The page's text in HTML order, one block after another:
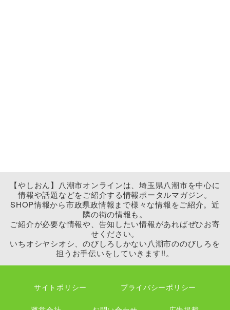
【やしおん】八潮市オンラインは、埼玉県八潮市を中心に
情報や話題などをご紹介する情報ポータルマガジン。
SHOP情報から市政県政情報まで様々な情報をご紹介。近
隣の街の情報も。
ご紹介が必要な情報や、告知したい情報があればぜひお寄
せください。
いちオシヤシオシ、のびしろしかない八潮市ののびしろを
担うお手伝いをしていきます!!。
サイトポリシー プライバシーポリシー